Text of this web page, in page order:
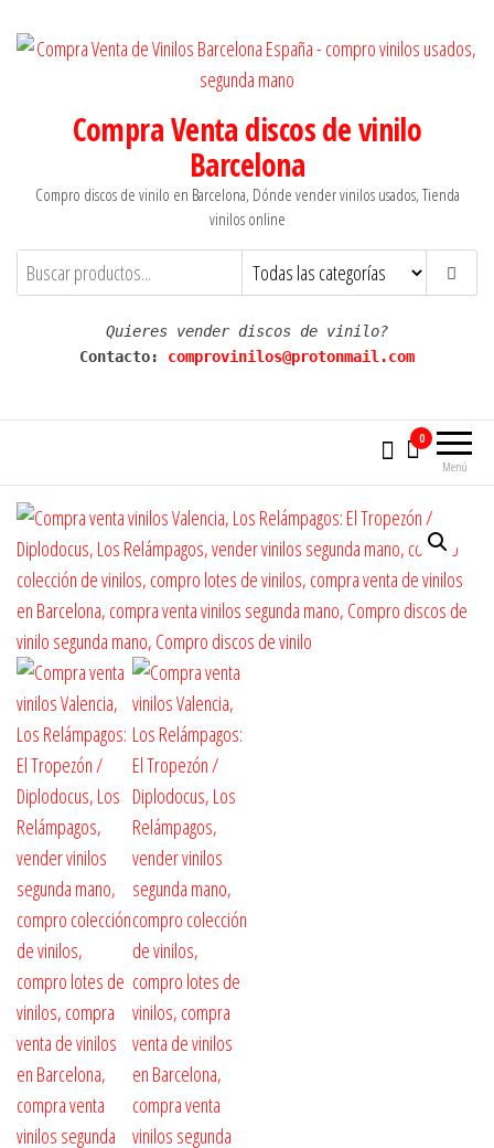
Compra Venta discos de vinilo
Barcelona
Compro discos de vinilo en Barcelona, Dónde vender vinilos usados, Tienda
vinilos online
Quieres vender discos de vinilo?
Contacto: comprovinilos@protonmail.com
Menú
0